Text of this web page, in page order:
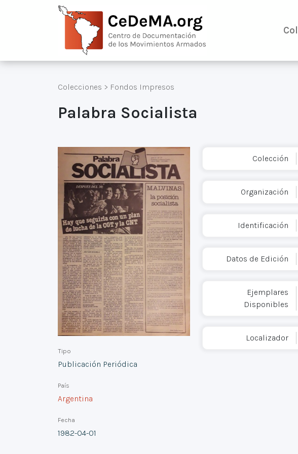
Colecciones > Fondos Impresos
Palabra Socialista
Tipo
Publicación Periódica
País
Argentina
Fecha
1982-04-01
Colección
Organización
Identificación
Datos de Edición
Ejemplares
Disponibles
Localizador